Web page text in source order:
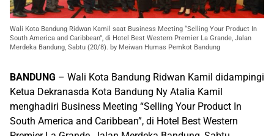
Wali Kota Bandung Ridwan Kamil saat Business Meeting “Selling Your Product In
South America and Caribbean”, di Hotel Best Western Premier La Grande, Jalan
Merdeka Bandung, Sabtu (20/8). by Meiwan Humas Pemkot Bandung
BANDUNG – Wali Kota Bandung Ridwan Kamil didampingi
Ketua Dekranasda Kota Bandung Ny Atalia Kamil
menghadiri Business Meeting “Selling Your Product In
South America and Caribbean”, di Hotel Best Western